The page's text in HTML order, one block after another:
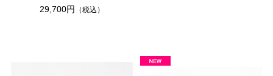
29,700円
（税込）